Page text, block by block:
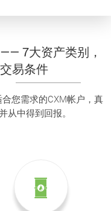
7大资产类别，
易条件
您需求的CXM帐户，真
从中得到回报。